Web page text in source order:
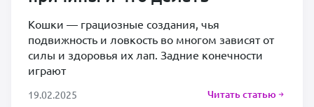
Кошки — грациозные создания, чья
подвижность и ловкость во многом зависят от
силы и здоровья их лап. Задние конечности
играют
19.02.2025 Читать статью